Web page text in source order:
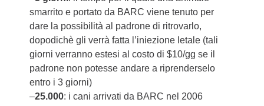
smarrito e portato da BARC viene tenuto per
dare la possibilità al padrone di ritrovarlo,
dopodichè gli verrà fatta l’iniezione letale (tali
giorni verranno estesi al costo di $10/gg se il
padrone non potesse andare a riprenderselo
entro i 3 giorni)
–25.000: i cani arrivati da BARC nel 2006